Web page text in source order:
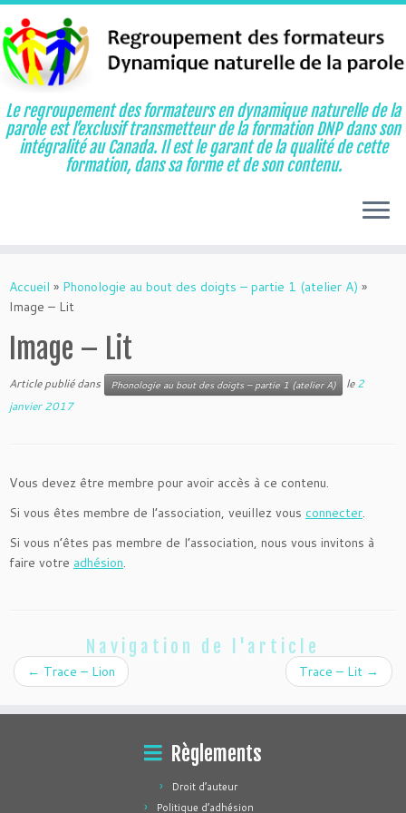
au
contenu
Le regroupement des formateurs en dynamique naturelle de la
parole est l’exclusif transmetteur de la formation DNP dans son
intégralité au Canada. Il est le garant de la qualité de cette
formation, dans sa forme et de son contenu.
Accueil » Phonologie au bout des doigts – partie 1 (atelier A) »
Image – Lit
Image – Lit
Article publié dans Phonologie au bout des doigts – partie 1 (atelier A) le2
janvier 2017
Vous devez être membre pour avoir accès à ce contenu.
Si vous êtes membre de l’association, veuillez vous connecter.
Si vous n’êtes pas membre de l’association, nous vous invitons à
faire votre adhésion.
Navigation de l'article
← Trace – Lion Trace – Lit →
Règlements
Droit d’auteur
Politique d’adhésion